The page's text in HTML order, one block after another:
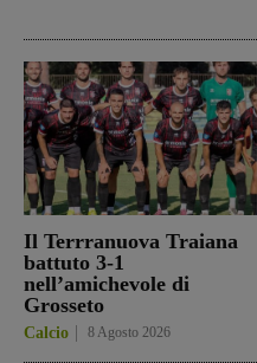
Il Terrranuova Traiana
battuto 3-1
nell’amichevole di
Grosseto
Calcio 8 Agosto 2026